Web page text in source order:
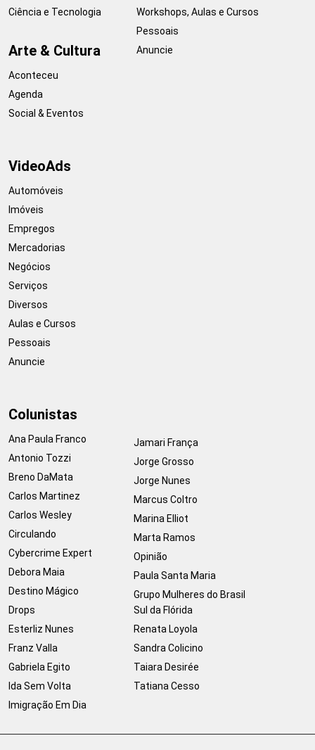
Ciência e Tecnologia
Arte & Cultura
Aconteceu
Agenda
Social & Eventos
Workshops, Aulas e Cursos
Pessoais
Anuncie
VideoAds
Automóveis
Imóveis
Empregos
Mercadorias
Negócios
Serviços
Diversos
Aulas e Cursos
Pessoais
Anuncie
Colunistas
Ana Paula Franco
Antonio Tozzi
Breno DaMata
Carlos Martinez
Carlos Wesley
Circulando
Cybercrime Expert
Debora Maia
Destino Mágico
Drops
Esterliz Nunes
Franz Valla
Gabriela Egito
Ida Sem Volta
Imigração Em Dia
Jamari França
Jorge Grosso
Jorge Nunes
Marcus Coltro
Marina Elliot
Marta Ramos
Opinião
Paula Santa Maria
Grupo Mulheres do Brasil
Sul da Flórida
Renata Loyola
Sandra Colicino
Taiara Desirée
Tatiana Cesso